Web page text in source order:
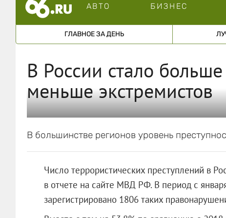
АВТО БИЗНЕС
ГЛАВНОЕ ЗА ДЕНЬ
В России стало
меньше экстремистов
В большинстве регионов уровень
Число террористических преступлений в
в отчете на сайте МВД РФ. В период с
зарегистрировано 1806 таких